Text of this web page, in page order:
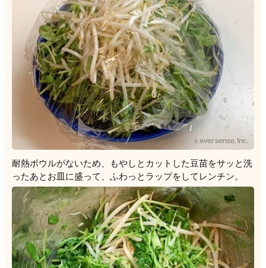
耐熱ボウルがないため、もやしとカットした豆苗をサッと洗
ったあとお皿に盛って、ふわっとラップをしてレンチン。